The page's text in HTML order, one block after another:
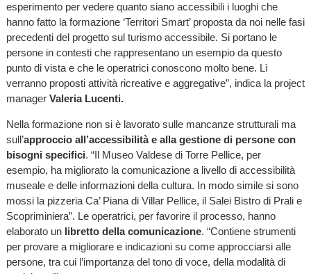
esperimento per vedere quanto siano accessibili i luoghi che
hanno fatto la formazione ‘Territori Smart’ proposta da noi nelle fasi
precedenti del progetto sul turismo accessibile. Si portano le
persone in contesti che rappresentano un esempio da questo
punto di vista e che le operatrici conoscono molto bene. Lì
verranno proposti attività ricreative e aggregative”, indica la project
managerValeria Lucenti.
Nella formazione non si è lavorato sulle mancanze strutturali ma
sull’approccio all’accessibilità e alla gestione di persone con
bisogni specifici. “Il Museo Valdese di Torre Pellice, per
esempio, ha migliorato la comunicazione a livello di accessibilità
museale e delle informazioni della cultura. In modo simile si sono
mossi la pizzeria Ca’ Piana di Villar Pellice, il Salei Bistro di Prali e
Scopriminiera”. Le operatrici, per favorire il processo, hanno
elaborato un libretto della comunicazione. “Contiene strumenti
per provare a migliorare e indicazioni su come approcciarsi alle
persone, tra cui l’importanza del tono di voce, della modalità di